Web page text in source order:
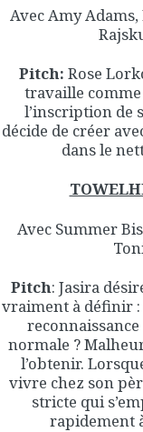
Avec Amy
Pitch: Rose
travaille
l’inscription de
décide de créer
dans le
Avec Summer
Pitch: Jasira
vraiment à définir :
normale ?
l’obtenir.
vivre chez son
stricte qui
rapidement